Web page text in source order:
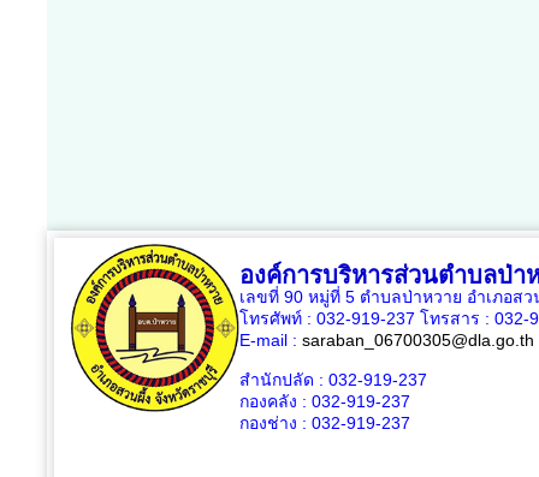
องค์การบริหารส่วนตำบลป่า
เลขที่ 90 หมู่ที่ 5 ตำบลป่าหวาย อำเภอส
โทรศัพท์ : 032-919-237 โทรสาร : 032-
E-mail : saraban_06700305@dla.go.th
สำนักปลัด : 032-919-237
กองคลัง : 032-919-237
กองช่าง : 032-919-237